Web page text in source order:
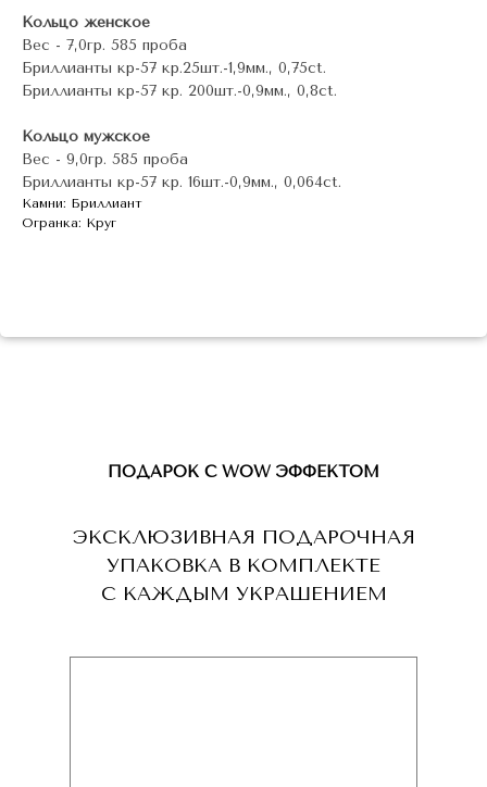
Кольцо женское
Вес - 7,0гр. 585 проба
Бриллианты кр-57 кр.25шт.-1,9мм., 0,75ct.
Бриллианты кр-57 кр. 200шт.-0,9мм., 0,8ct.
Кольцо мужское
Вес - 9,0гр. 585 проба
Бриллианты кр-57 кр. 16шт.-0,9мм., 0,064ct.
Камни: Бриллиант
Огранка: Круг
ЭКСКЛЮЗИВНАЯ ПОДАРОЧНАЯ
УПАКОВКА В КОМПЛЕКТЕ
С КАЖДЫМ УКРАШЕНИЕМ
ПОДАРОК С WOW ЭФФЕКТОМ